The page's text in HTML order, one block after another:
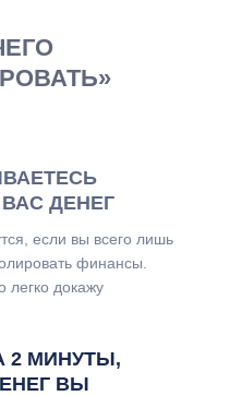
ДЕНЕГ
если вы всего лишь
финансы.
легко докажу
2 МИНУТЫ,
ВЫ